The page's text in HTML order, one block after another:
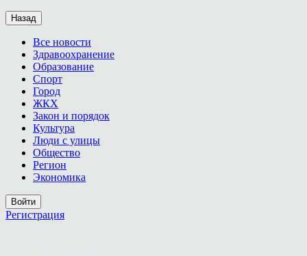
Назад
Все новости
Здравоохранение
Образование
Спорт
Город
ЖКХ
Закон и порядок
Культура
Люди с улицы
Общество
Регион
Экономика
Войти
Регистрация